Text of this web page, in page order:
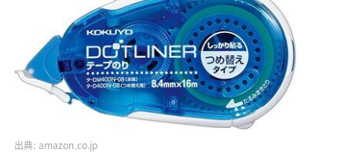
出典: amazon.co.jp